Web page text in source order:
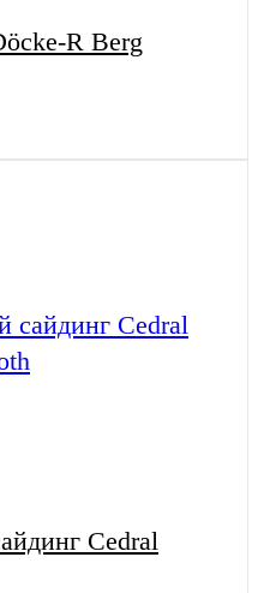
R Berg
Cedral